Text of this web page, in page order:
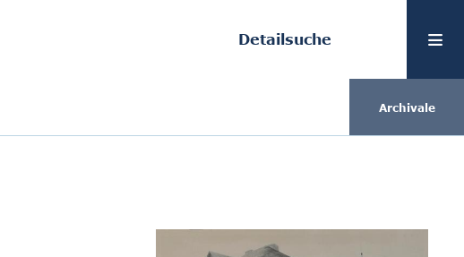
Detailsuche
Archivale